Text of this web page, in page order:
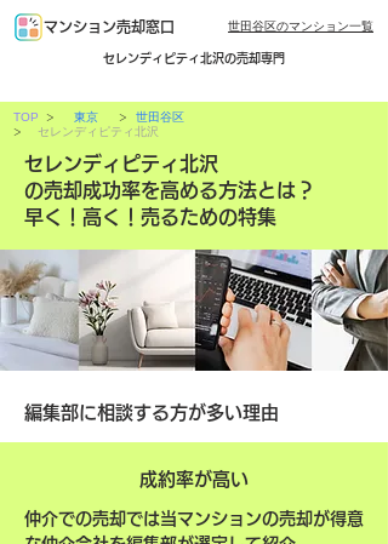
マンション売却窓口 世田谷区のマンション一覧
セレンディピティ北沢の売却専門
TOP > 東京
>
>
セレンディピティ北沢
世田谷区
セレンディピティ北沢
の売却成功率を高める方法とは？
早く！高く！売るための特集
編集部に相談する方が多い理由
成約率が高い
仲介での売却では当マンションの売却が得意